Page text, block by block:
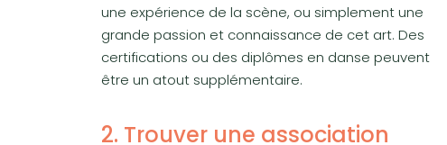
une expérience de la scène, ou simplement une
grande passion et connaissance de cet art. Des
certifications ou des diplômes en danse peuvent
être un atout supplémentaire.
2. Trouver une association